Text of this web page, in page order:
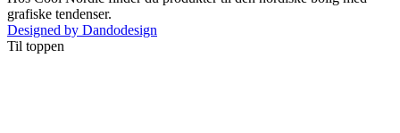
grafiske tendenser.
Designed by Dandodesign
Til toppen